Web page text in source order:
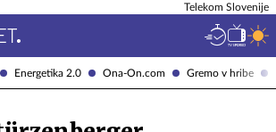
Energetika 2.0 Ona-On.com Gremo v hribe
Telekom Slovenije